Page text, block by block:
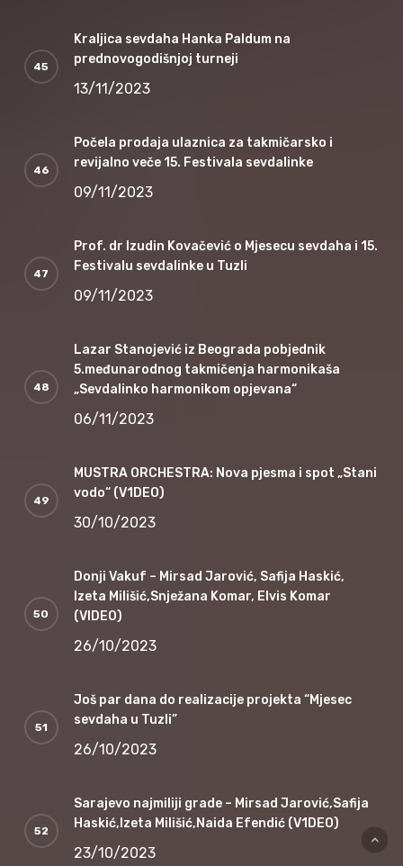
Kraljica sevdaha Hanka Paldum na
prednovogodišnjoj turneji
13/11/2023
Počela prodaja ulaznica za takmičarsko i
revijalno veče 15. Festivala sevdalinke
09/11/2023
Prof. dr Izudin Kovačević o Mjesecu sevdaha i 15.
Festivalu sevdalinke u Tuzli
09/11/2023
Lazar Stanojević iz Beograda pobjednik
5.međunarodnog takmičenja harmonikaša
„Sevdalinko harmonikom opjevana“
06/11/2023
MUSTRA ORCHESTRA: Nova pjesma i spot „Stani
vodo“ (V1DEO)
30/10/2023
Donji Vakuf – Mirsad Jarović, Safija Haskić,
Izeta Milišić,Snježana Komar, Elvis Komar
(VIDEO)
26/10/2023
Još par dana do realizacije projekta “Mjesec
sevdaha u Tuzli”
26/10/2023
Sarajevo najmiliji grade – Mirsad Jarović,Safija
Haskić,Izeta Milišić,Naida Efendić (V1DEO)
23/10/2023